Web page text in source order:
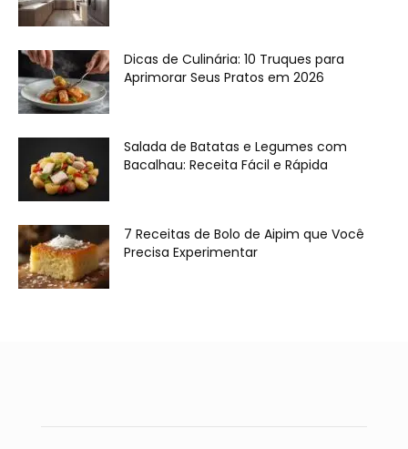
Dicas de Culinária: 10 Truques para
Aprimorar Seus Pratos em 2026
Salada de Batatas e Legumes com
Bacalhau: Receita Fácil e Rápida
7 Receitas de Bolo de Aipim que Você
Precisa Experimentar